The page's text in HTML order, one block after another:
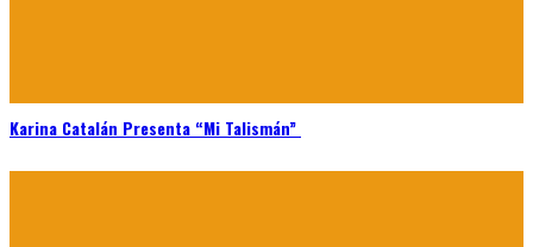
Karina Catalán Presenta “Mi Talismán”